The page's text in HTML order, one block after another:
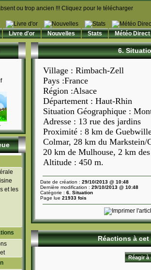
ou trop ancien !!! Cliquez pour le télécharger
Livre d'or Nouvelles Stats Météo Direct
et les
6.
Village : Rimbach-Zell
Pays :France
Région :Alsace
Département : Haut-Rhin
Situation Géographique :
Adresse : 13 rue des jardins
Proximité : 8 km de
Colmar, 28 km du Markstein/
20 km de Mulhouse, 2 km
Altitude : 450 m.
Date de création : 29/10/2013 @ 10:48
Dernière modification : 29/10/2013 @ 10:48
Catégorie : 6. Situation
Page lue 21933 fois
Réactions à cet
Réagir à